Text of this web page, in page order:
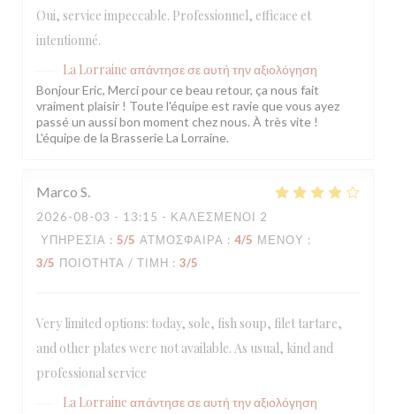
Oui, service impeccable. Professionnel, efficace et
intentionné.
La Lorraine απάντησε σε αυτή την αξιολόγηση
Bonjour Eric, Merci pour ce beau retour, ça nous fait
vraiment plaisir ! Toute l'équipe est ravie que vous ayez
passé un aussi bon moment chez nous. À très vite !
L'équipe de la Brasserie La Lorraine.
Marco S
2026-08-03 - 13:15 - ΚΑΛΕΣΜΈΝΟΙ 2
ΥΠΗΡΕΣΊΑ : 5/5 ΑΤΜΌΣΦΑΙΡΑ : 4/5 ΜΕΝΟΎ :
3/5 ΠΟΙΌΤΗΤΑ / ΤΙΜΉ : 3/5
Very limited options: today, sole, fish soup, filet tartare,
and other plates were not available. As usual, kind and
professional service
La Lorraine απάντησε σε αυτή την αξιολόγηση